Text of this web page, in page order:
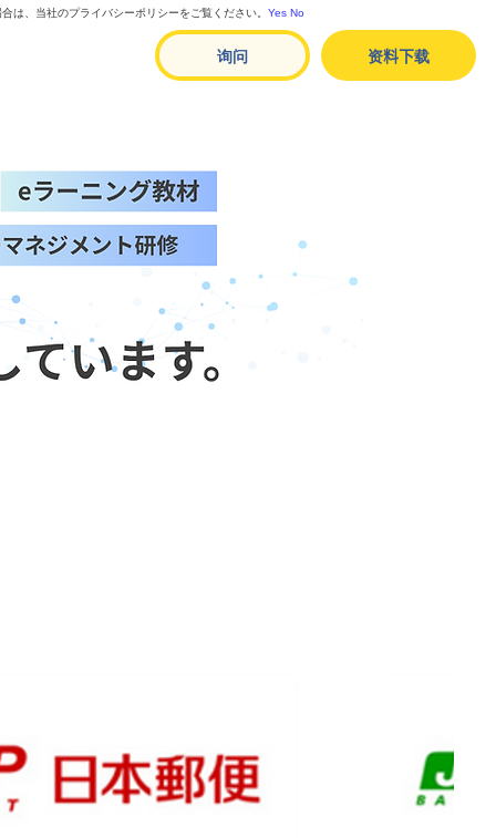
询问 资料下载
は、当社のプライバシーポリシーをご覧ください。 Yes No